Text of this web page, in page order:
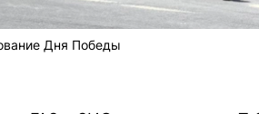
Дня Победы